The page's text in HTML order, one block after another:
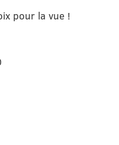
pour la vue !